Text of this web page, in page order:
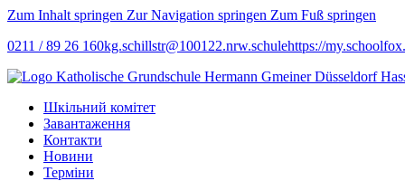
Zum Inhalt springen Zur Navigation springen Zum Fuß springen
0211 / 89 26 160kg.schillstr@100122.nrw.schulehttps://
Шкільний комітет
Завантаження
Контакти
Новини
Терміни